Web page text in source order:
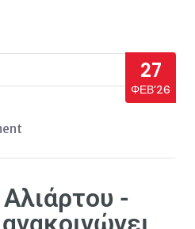
27
ΦΕΒ’26
-